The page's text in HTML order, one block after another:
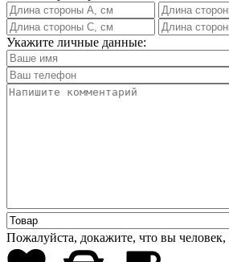
Укажите личные данные:
Пожалуйста, докажите, что вы человек,